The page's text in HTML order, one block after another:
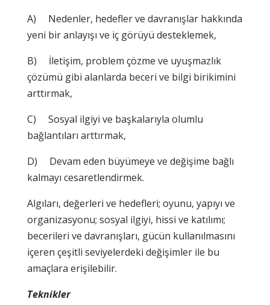
A) Nedenler, hedefler ve davranışlar hakkında
yeni bir anlayışı ve iç görüyü desteklemek,
B) İletişim, problem çözme ve uyuşmazlık
çözümü gibi alanlarda beceri ve bilgi birikimini
arttırmak,
C) Sosyal ilgiyi ve başkalarıyla olumlu
bağlantıları arttırmak,
D) Devam eden büyümeye ve değişime bağlı
kalmayı cesaretlendirmek.
Algıları, değerleri ve hedefleri; oyunu, yapıyı ve
organizasyonu; sosyal ilgiyi, hissi ve katılımı;
becerileri ve davranışları, gücün kullanılmasını
içeren çeşitli seviyelerdeki değişimler ile bu
amaçlara erişilebilir.
Teknikler